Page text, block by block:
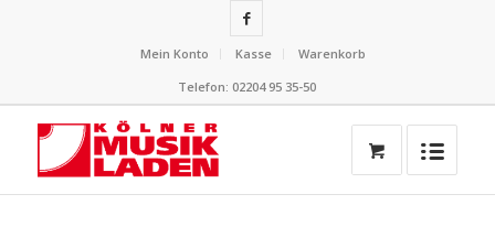
Mein Konto Kasse
Warenkorb
Telefon: 02204 95 35-50